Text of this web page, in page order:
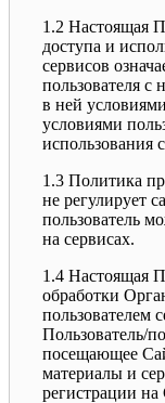
1.2 Настоящая
доступа и
сервисов
пользователя
в ней
условиями
использования
1.3 Политика
не регулирует
пользователь
на сервисах.
1.4 Настоящая
обработки
пользователем
Пользователь/
посещающее
материалы и
регистрации на